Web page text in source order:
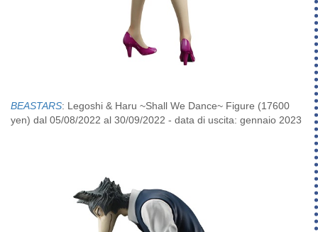
BEASTARS: Legoshi & Haru ~Shall We Dance~ Figure (17600
yen) dal 05/08/2022 al 30/09/2022 - data di uscita: gennaio 2023